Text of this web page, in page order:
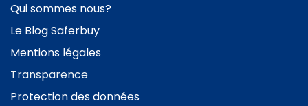
Qui sommes nous?
Le Blog Saferbuy
Mentions légales
Transparence
Protection des données